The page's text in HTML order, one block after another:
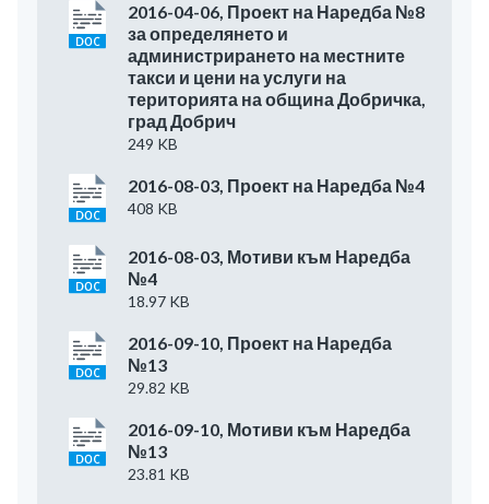
2016-04-06, Проект на Наредба №8
за определянето и
администрирането на местните
такси и цени на услуги на
територията на община Добричка,
град Добрич
249 KB
2016-08-03, Проект на Наредба №4
408 KB
2016-08-03, Мотиви към Наредба
№4
18.97 KB
2016-09-10, Проект на Наредба
№13
29.82 KB
2016-09-10, Мотиви към Наредба
№13
23.81 KB